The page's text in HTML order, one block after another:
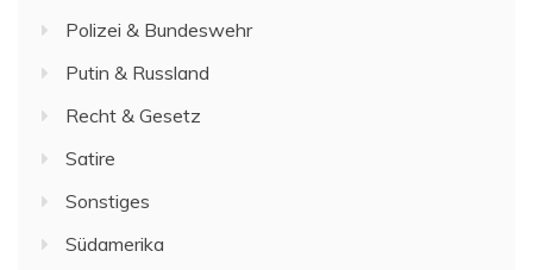
Polizei & Bundeswehr
Putin & Russland
Recht & Gesetz
Satire
Sonstiges
Südamerika